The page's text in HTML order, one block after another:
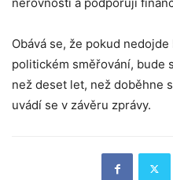
Obává se, že pokud
politickém směřování, bude
než deset let, než doběhne
uvádí se v závěru zprávy.